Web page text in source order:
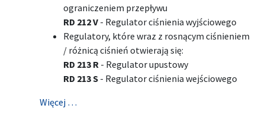
ograniczeniem przepływu
RD 212 V - Regulator ciśnienia wyjściowego
Regulatory, które wraz z rosnącym ciśnieniem
/ różnicą ciśnień otwierają się:
RD 213 R - Regulator upustowy
RD 213 S - Regulator ciśnienia wejściowego
Więcej …